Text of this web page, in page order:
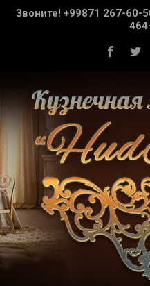
Звоните! +99871 267-60-